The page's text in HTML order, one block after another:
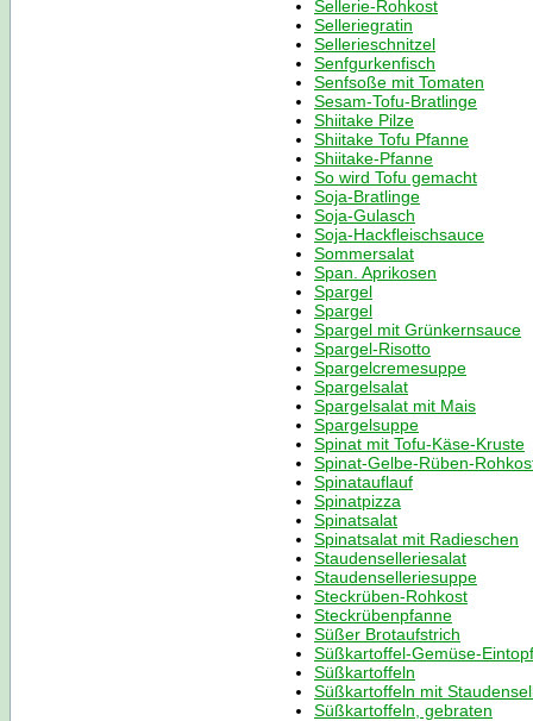
Sellerie-Rohkost
Selleriegratin
Sellerieschnitzel
Senfgurkenfisch
Senfsoße mit Tomaten
Sesam-Tofu-Bratlinge
Shiitake Pilze
Shiitake Tofu Pfanne
Shiitake-Pfanne
So wird Tofu gemacht
Soja-Bratlinge
Soja-Gulasch
Soja-Hackfleischsauce
Sommersalat
Span. Aprikosen
Spargel
Spargel
Spargel mit Grünkernsauce
Spargel-Risotto
Spargelcremesuppe
Spargelsalat
Spargelsalat mit Mais
Spargelsuppe
Spinat mit Tofu-Käse-Kruste
Spinat-Gelbe-Rüben-
Spinatauflauf
Spinatpizza
Spinatsalat
Spinatsalat mit Radieschen
Staudenselleriesalat
Staudenselleriesuppe
Steckrüben-Rohkost
Steckrübenpfanne
Süßer Brotaufstrich
Süßkartoffel-Gemüse-Eintopf
Süßkartoffeln
Süßkartoffeln mit
Süßkartoffeln, gebraten